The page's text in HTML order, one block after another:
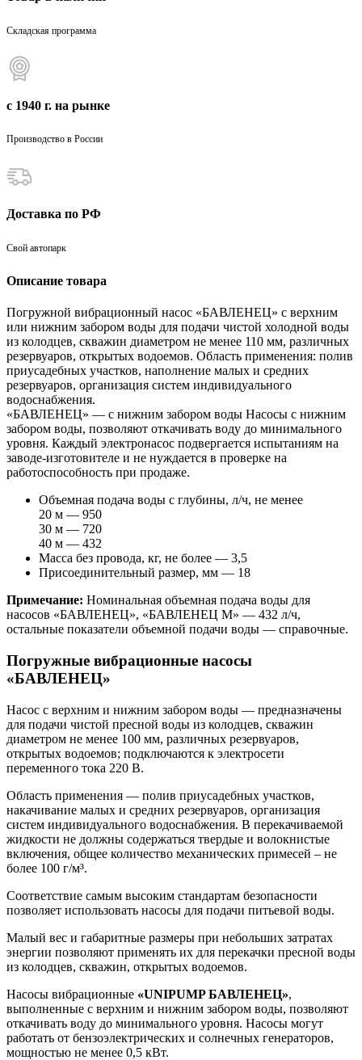
Складская программа
с 1940 г. на рынке
Производство в России
Доставка по РФ
Свой автопарк
Описание товара
Погружной вибрационный насос «БАВЛЕНЕЦ» с верхним
или нижним забором воды для подачи чистой холодной воды
из колодцев, скважин диаметром не менее 110 мм, различных
резервуаров, открытых водоемов. Область применения: полив
приусадебных участков, наполнение малых и средних
резервуаров, организация систем индивидуального
водоснабжения.
«БАВЛЕНЕЦ» — с нижним забором воды Насосы с нижним
забором воды, позволяют откачивать воду до минимального
уровня. Каждый электронасос подвергается испытаниям на
заводе-изготовителе и не нуждается в проверке на
работоспособность при продаже.
Объемная подача воды с глубины, л/ч, не менее
20 м — 950
30 м — 720
40 м — 432
Масса без провода, кг, не более — 3,5
Присоединительный размер, мм — 18
Примечание: Номинальная объемная подача воды для
насосов «БАВЛЕНЕЦ», «БАВЛЕНЕЦ М» — 432 л/ч,
остальные показатели объемной подачи воды — справочные.
Погружные вибрационные насосы
«БАВЛЕНЕЦ»
Насос с верхним и нижним забором воды — предназначены
для подачи чистой пресной воды из колодцев, скважин
диаметром не менее 100 мм, различных резервуаров,
открытых водоемов; подключаются к электросети
переменного тока 220 В.
Область применения — полив приусадебных участков,
накачивание малых и средних резервуаров, организация
систем индивидуального водоснабжения. В перекачиваемой
жидкости не должны содержаться твердые и волокнистые
включения, общее количество механических примесей – не
более 100 г/м³.
Соответствие самым высоким стандартам безопасности
позволяет использовать насосы для подачи питьевой воды.
Малый вес и габаритные размеры при небольших затратах
энергии позволяют применять их для перекачки пресной воды
из колодцев, скважин, открытых водоемов.
Насосы вибрационные «UNIPUMP БАВЛЕНЕЦ»,
выполненные с верхним и нижним забором воды, позволяют
откачивать воду до минимального уровня. Насосы могут
работать от бензоэлектрических и солнечных генераторов,
мощностью не менее 0,5 кВт.